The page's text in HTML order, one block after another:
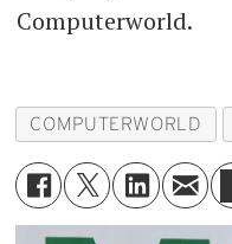
Computerworld.
COMPUTERWORLD